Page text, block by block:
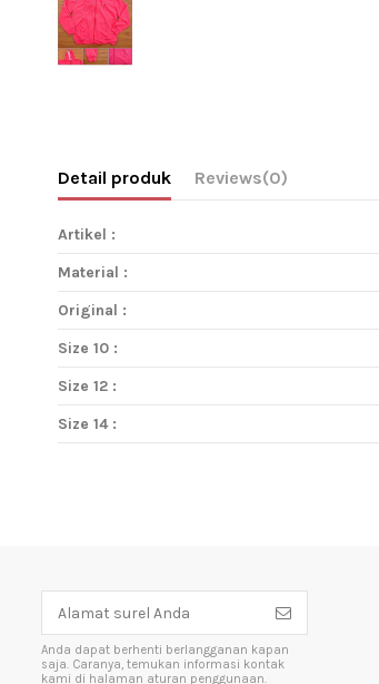
Detail produk Reviews(0)
Artikel :
Material :
Original :
Size 10 :
Size 12 :
Size 14 :
Anda dapat berhenti berlangganan kapan
saja. Caranya, temukan informasi kontak
kami di halaman aturan penggunaan.